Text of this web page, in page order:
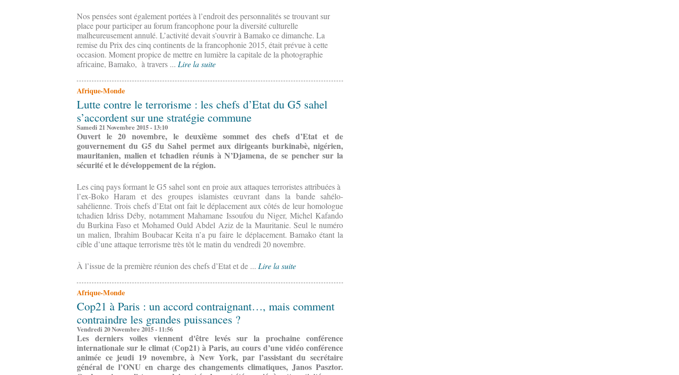
Nos pensées sont également portées à l’endroit des personnalités se trouvant sur
place pour participer au forum francophone pour la diversité culturelle
malheureusement annulé. L’activité devait s’ouvrir à Bamako ce dimanche. La
remise du Prix des cinq continents de la francophonie 2015, était prévue à cette
occasion. Moment propice de mettre en lumière la capitale de la photographie
africaine, Bamako, à travers ... Lire la suite
Afrique-Monde
Lutte contre le terrorisme : les chefs d’Etat du G5 sahel
s’accordent sur une stratégie commune
Samedi 21 Novembre 2015 - 13:10
Ouvert le 20 novembre, le deuxième sommet des chefs d’Etat et de
gouvernement du G5 du Sahel permet aux dirigeants burkinabè, nigérien,
mauritanien, malien et tchadien réunis à N’Djamena, de se pencher sur la
sécurité et le développement de la région.
Les cinq pays formant le G5 sahel sont en proie aux attaques terroristes attribuées à
l’ex-Boko Haram et des groupes islamistes œuvrant dans la bande sahélo-
sahélienne. Trois chefs d’Etat ont fait le déplacement aux côtés de leur homologue
tchadien Idriss Déby, notamment Mahamane Issoufou du Niger, Michel Kafando
du Burkina Faso et Mohamed Ould Abdel Aziz de la Mauritanie. Seul le numéro
un malien, Ibrahim Boubacar Keita n’a pu faire le déplacement. Bamako étant la
cible d’une attaque terrorisme très tôt le matin du vendredi 20 novembre.
À l’issue de la première réunion des chefs d’Etat et de ... Lire la suite
Afrique-Monde
Cop21 à Paris : un accord contraignant…, mais comment
contraindre les grandes puissances ?
Vendredi 20 Novembre 2015 - 11:56
Les derniers voiles viennent d'être levés sur la prochaine conférence
internationale sur le climat (Cop21) à Paris, au cours d’une vidéo conférence
animée ce jeudi 19 novembre, à New York, par l’assistant du secrétaire
général de l’ONU en charge des changements climatiques, Janos Pasztor.